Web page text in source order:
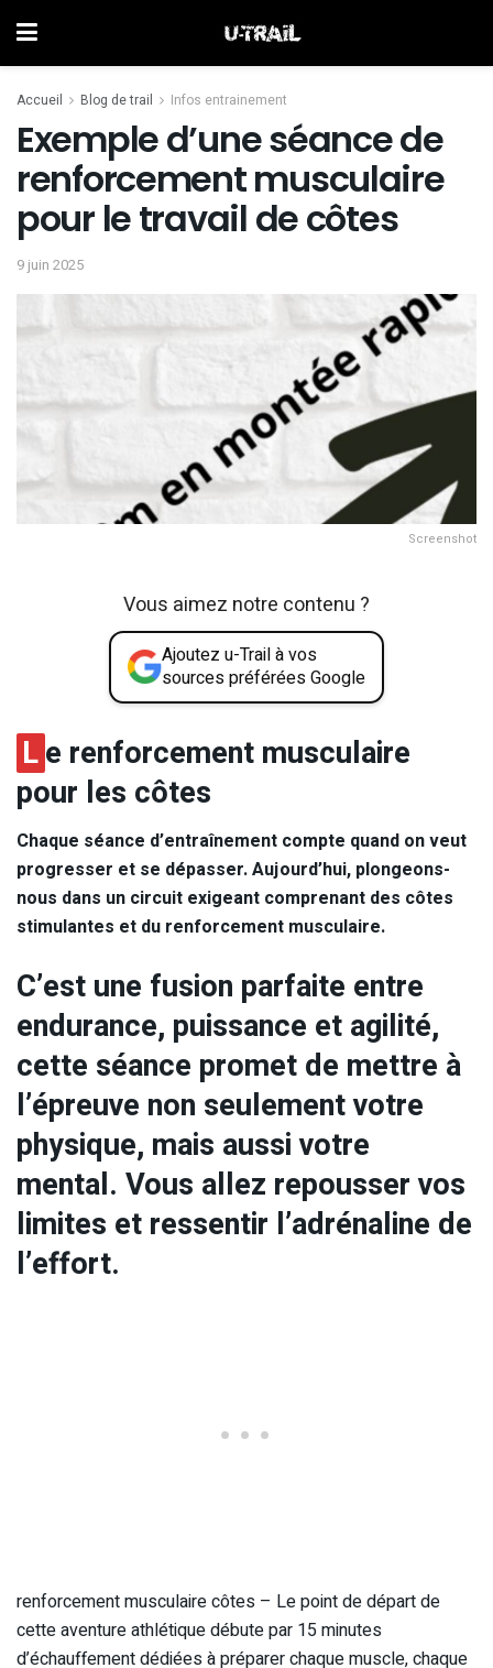
Accueil Blog de trail Infos entrainement
Exemple d’une séance de
renforcement musculaire
pour le travail de côtes
9 juin 2025
Screenshot
Vous aimez notre contenu ?
Ajoutez u-Trail à vos
sources préférées Google
Le renforcement musculaire
pour les côtes
Chaque séance d’entraînement compte quand on veut
progresser et se dépasser. Aujourd’hui, plongeons-
nous dans un circuit exigeant comprenant des côtes
stimulantes et du renforcement musculaire.
C’est une fusion parfaite entre
endurance, puissance et agilité,
cette séance promet de mettre à
l’épreuve non seulement votre
physique, mais aussi votre
mental. Vous allez repousser vos
limites et ressentir l’adrénaline de
l’effort.
renforcement musculaire côtes – Le point de départ de
cette aventure athlétique débute par 15 minutes
d’échauffement dédiées à préparer chaque muscle, chaque